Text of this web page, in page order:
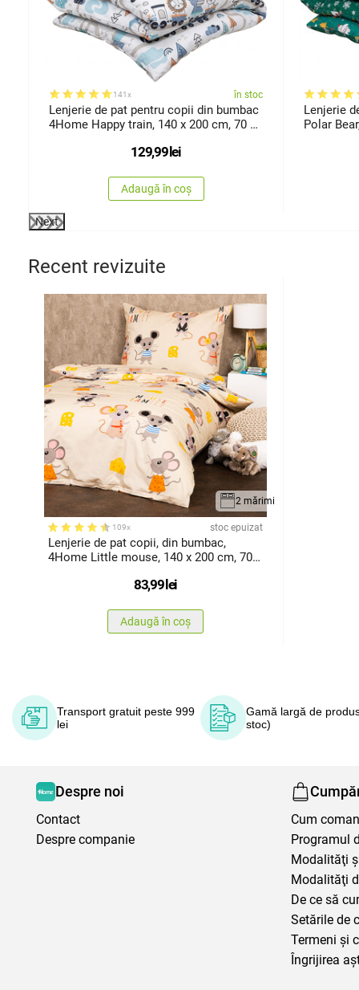
141x în stoc
Lenjerie de pat pentru copii din bumbac
4Home Happy train, 140 x 200 cm, 70 x
129,99 lei
Adaugă în coș
Lenjerie
Polar
Next
Recent revizuite
2 mărimi
109x stoc epuizat
Lenjerie de pat copii, din bumbac,
4Home Little mouse, 140 x 200 cm, 70 x
83,99 lei
Adaugă în coș
Transport gratuit peste 999
lei
Gamă largă de
stoc)
Despre noi
Contact
Despre companie
Cum
Programul
Modalităţi
Modalităţi
De ce să
Setările de
Termeni şi
Îngrijirea